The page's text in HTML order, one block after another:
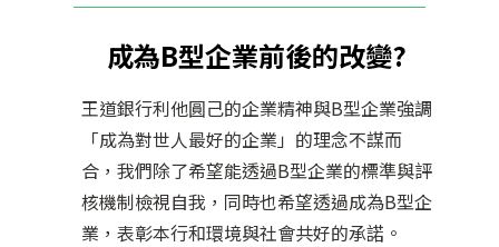
成為B型企業前後的改變?
王道銀行利他圓己的企業精神與B型企業強調
「成為對世人最好的企業」的理念不謀而
合，我們除了希望能透過B型企業的標準與評
核機制檢視自我，同時也希望透過成為B型企
業，表彰本行和環境與社會共好的承諾。